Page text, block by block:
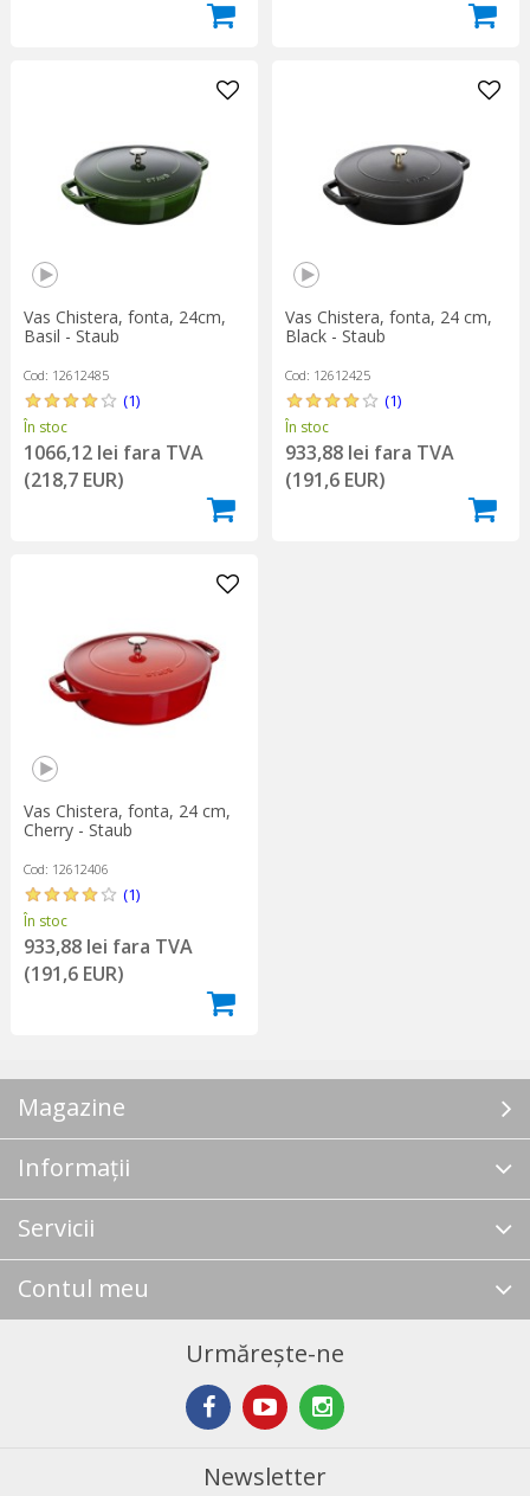
Vas Chistera, fonta, 24cm,
Basil - Staub
Cod: 12612485
(1)
În stoc
1066,12 lei fara TVA
(218,7 EUR)
Vas Chistera, fonta, 24 cm,
Black - Staub
Cod: 12612425
(1)
În stoc
933,88 lei fara TVA
(191,6 EUR)
Vas Chistera, fonta, 24 cm,
Cherry - Staub
Cod: 12612406
(1)
În stoc
933,88 lei fara TVA
(191,6 EUR)
Magazine
Informații
Servicii
Contul meu
Urmărește-ne
Newsletter